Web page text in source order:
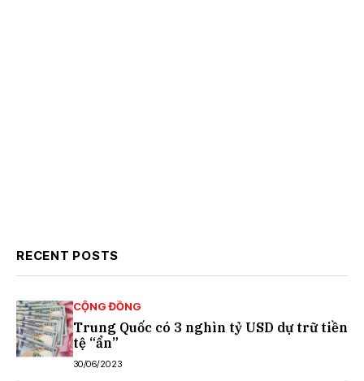
RECENT POSTS
CỘNG ĐỒNG
Trung Quốc có 3 nghìn tỷ USD dự trữ tiền
tệ “ẩn”
30/06/2023